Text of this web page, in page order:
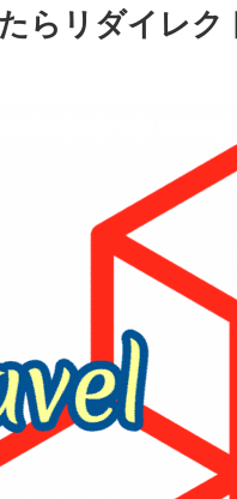
らリダイレク